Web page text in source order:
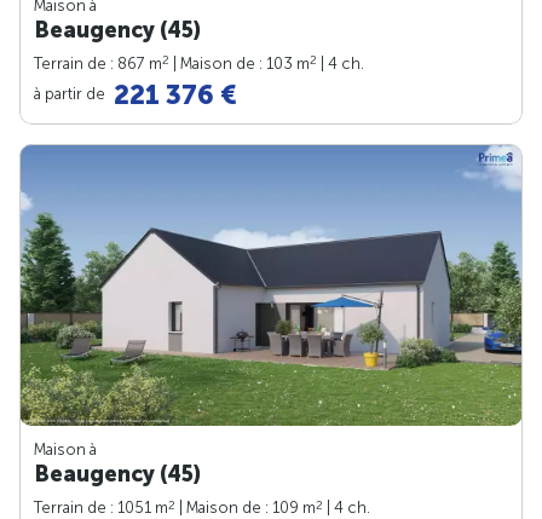
Maison à
Beaugency (45)
Terrain de : 867 m2 | Maison de : 103 m2
| 4 ch.
à partir de 221 376 €
Maison à
Beaugency (45)
Terrain de : 1051 m2 | Maison de : 109 m2
| 4 ch.